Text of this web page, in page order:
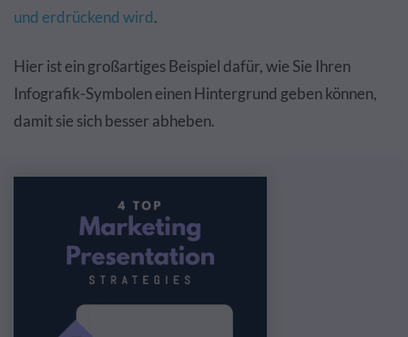
und erdrückend wird.
Hier ist ein großartiges Beispiel dafür, wie Sie Ihren
Infografik-Symbolen einen Hintergrund geben können,
damit sie sich besser abheben.